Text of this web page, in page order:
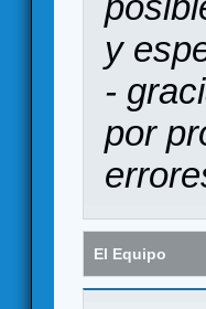
y
-
por
El Equipo